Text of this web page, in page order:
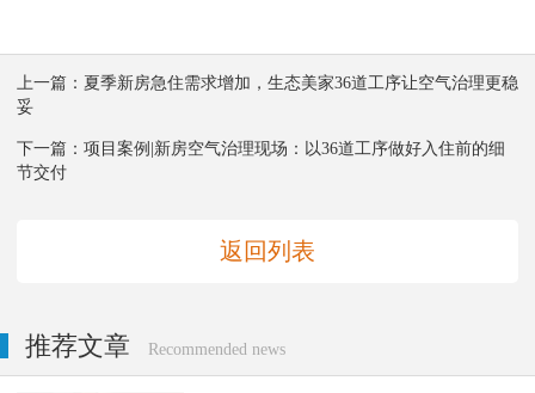
上一篇： 夏季新房急住需求增加，生态美家36道工序让空气治理更稳
妥
下一篇： 项目案例|新房空气治理现场：以36道工序做好入住前的细
节交付
返回列表
推荐文章 Recommended news